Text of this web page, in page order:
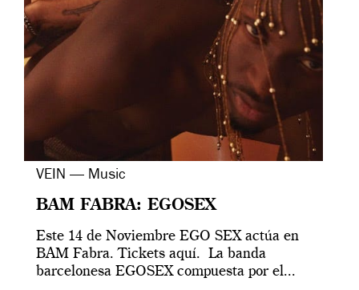
VEIN — Music
BAM FABRA: EGOSEX
Este 14 de Noviembre EGO SEX actúa en
BAM Fabra. Tickets aquí. La banda
barcelonesa EGOSEX compuesta por el...